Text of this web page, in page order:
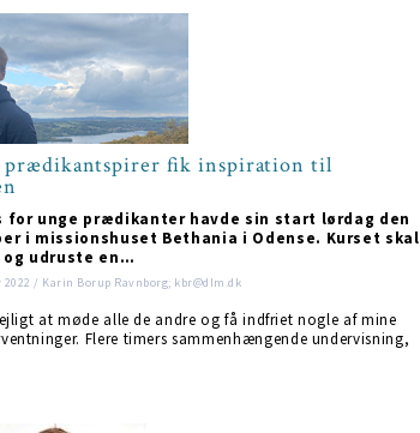
prædikantspirer fik inspiration til
for unge prædikanter havde sin start lørdag den
i missionshuset Bethania i Odense. Kurset skal
og udruste en…
2022 / Karin Borup Ravnborg; kbr@dlm.dk
at møde alle de andre og få indfriet nogle af mine
Flere timers sammenhængende undervisning,